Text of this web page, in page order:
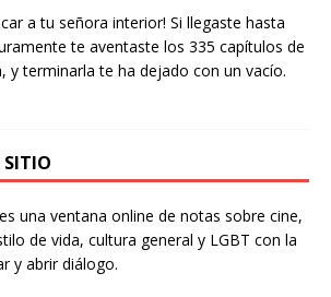
a tu señora interior! Si llegaste hasta
te aventaste los 335 capítulos de
y terminarla te ha dejado con un vacío.
SITIO
una ventana online de notas sobre cine,
de vida, cultura general y LGBT con la
y abrir diálogo.